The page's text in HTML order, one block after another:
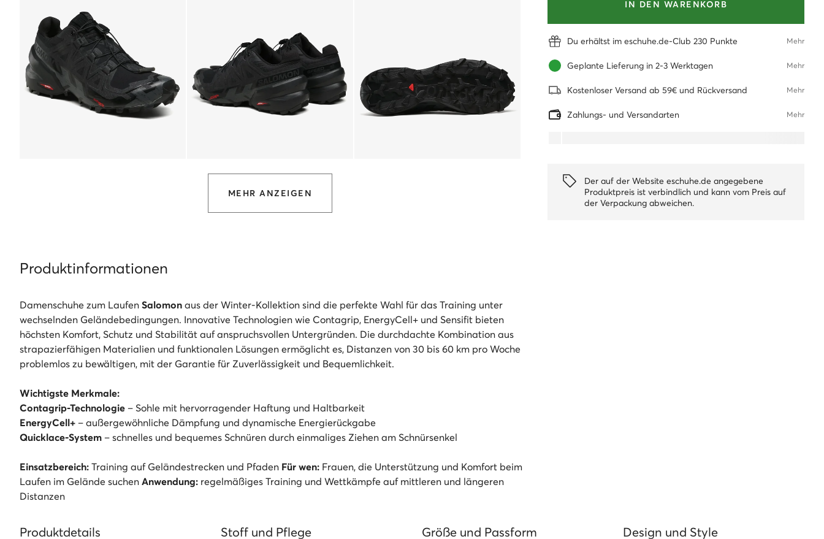
MEHR ANZEIGEN
IN DEN WARENKORB
Du erhältst im eschuhe.de-Club 230 Punkte Mehr
Geplante Lieferung in 2-3 Werktagen Mehr
Kostenloser Versand ab 59€ und Rückversand Mehr
Zahlungs- und Versandarten Mehr
Der auf der Website eschuhe.de angegebene
Produktpreis ist verbindlich und kann vom Preis auf
der Verpackung abweichen.
Produktinformationen
Damenschuhe zum Laufen Salomon aus der Winter-Kollektion sind die perfekte Wahl für das Training unter
wechselnden Geländebedingungen. Innovative Technologien wie Contagrip, EnergyCell+ und Sensifit bieten
höchsten Komfort, Schutz und Stabilität auf anspruchsvollen Untergründen. Die durchdachte Kombination aus
strapazierfähigen Materialien und funktionalen Lösungen ermöglicht es, Distanzen von 30 bis 60 km pro Woche
problemlos zu bewältigen, mit der Garantie für Zuverlässigkeit und Bequemlichkeit.
Wichtigste Merkmale:
Contagrip-Technologie – Sohle mit hervorragender Haftung und Haltbarkeit
EnergyCell+ – außergewöhnliche Dämpfung und dynamische Energierückgabe
Quicklace-System – schnelles und bequemes Schnüren durch einmaliges Ziehen am Schnürsenkel
Einsatzbereich: Training auf Geländestrecken und Pfaden Für wen: Frauen, die Unterstützung und Komfort beim
Laufen im Gelände suchen Anwendung: regelmäßiges Training und Wettkämpfe auf mittleren und längeren
Distanzen
Produktdetails Stoff und Pflege Größe und Passform Design und Style